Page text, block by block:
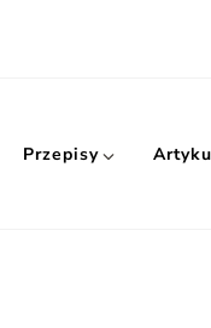
Przepisy